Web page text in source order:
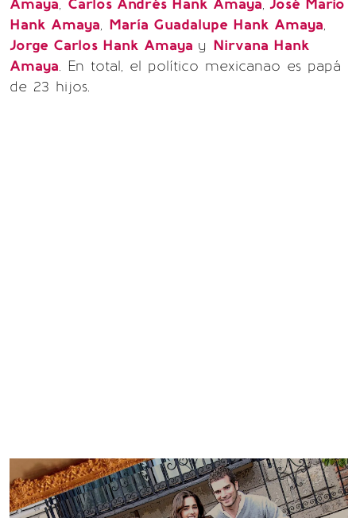
Amaya, Carlos Andrés Hank Amaya, José Mario
Hank Amaya, María Guadalupe Hank Amaya,
Jorge Carlos Hank Amaya y Nirvana Hank
Amaya. En total, el político mexicanao es papá
de 23 hijos.